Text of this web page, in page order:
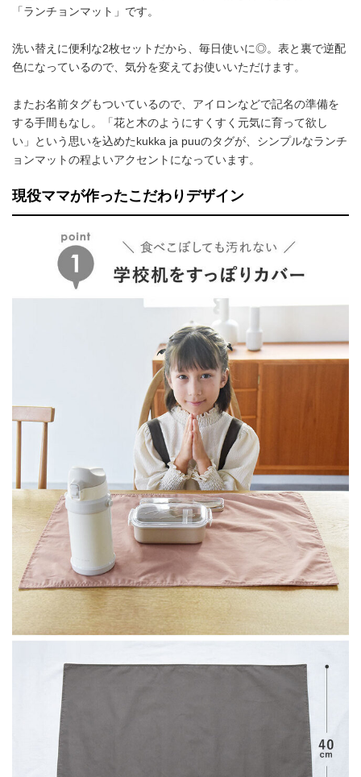
「ランチョンマット」です。
洗い替えに便利な2枚セットだから、毎日使いに◎。表と裏で逆配
色になっているので、気分を変えてお使いいただけます。
またお名前タグもついているので、アイロンなどで記名の準備を
する手間もなし。「花と木のようにすくすく元気に育って欲し
い」という思いを込めたkukka ja puuのタグが、シンプルなランチ
ョンマットの程よいアクセントになっています。
現役ママが作ったこだわりデザイン